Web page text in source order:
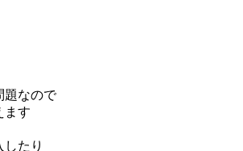
題なので
ます
たり